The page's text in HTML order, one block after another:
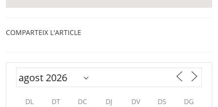
COMPARTEIX L'ARTICLE
DL DT DC DJ DV DS DG